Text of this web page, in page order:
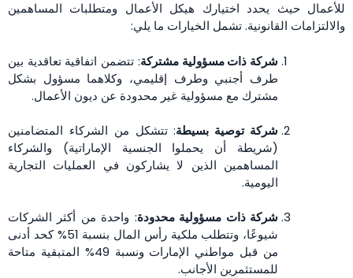
للأعمال حيث يحدد اختيارك هيكل الأعمال ومتطلبات المساهمين
والالتزامات القانونية. تشمل الخيارات ما يلي:
شركة ذات مسؤولية مشتركة: تتضمن اتفاقية تعاقدية بين
طرف أجنبي وطرف إقليمي، وكلاهما مسؤول بشكل
مشترك مع مسؤولية غير محدودة عن ديون الأعمال.
شركة توصية بسيطة: تتشكل من الشركاء المتضامنين
(شريطة أن يحملوا الجنسية الإماراتية) والشركاء
المساهمين الذين لا يشاركون في العمليات التجارية
اليومية.
شركة ذات مسؤولية محدودة: واحدة من أكثر الشركات
شيوعًا، وتتطلب ملكية رأس المال بنسبة 51% كحد أدنى
من قبل مواطني الإمارات ونسبة 49% المتبقية متاحة
للمستثمرين الأجانب.